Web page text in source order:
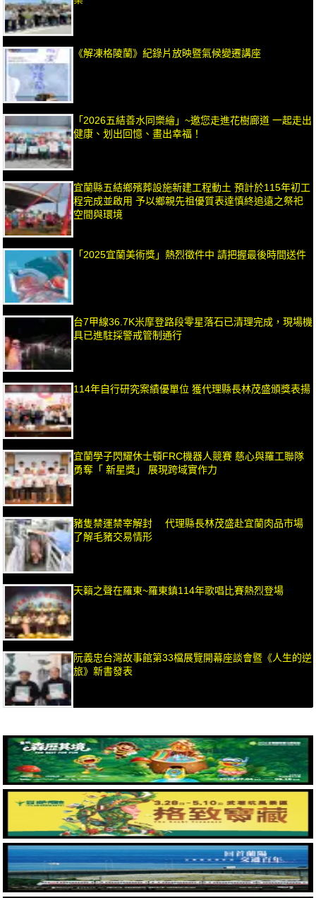
《解凍格陵蘭》紀錄片放映暨氣候變遷講座
「2026五結善水同樂繪」~邀您走進花樹廊道 一起走出
健康、划出回憶、畫出幸福！
宜蘭縣五結鄉殯葬設施新建工程動土 預計於115年初工
程完成並啟用 予以鄉親先祖優質表達慎終追遠之祭祀
空間與環境
「2025宜蘭美術獎」熱烈徵件中 請把握最後時間送件
台7甲線36.7K米摩登路段零星落石已清理完成，現場機
具已進駐採警戒管制通行
114年自行研究案績優單位 獲代理縣長林茂盛頒獎表揚
宜蘭學子閃耀休士頓FRC機器人競賽 慈心與羅工聯隊
勇奪「 新星獎」 展現跨域實作力
豬隻禁運禁宰解封 代理縣長林茂盛赴宜蘭肉品市場
了解毛豬交易情形
天籟之聲在羅東~羅東鎮114年歌唱比賽熱烈登場
阮義忠台灣故事館第33檔展覽開幕座談會暨《人生的逆
旅》新書發表